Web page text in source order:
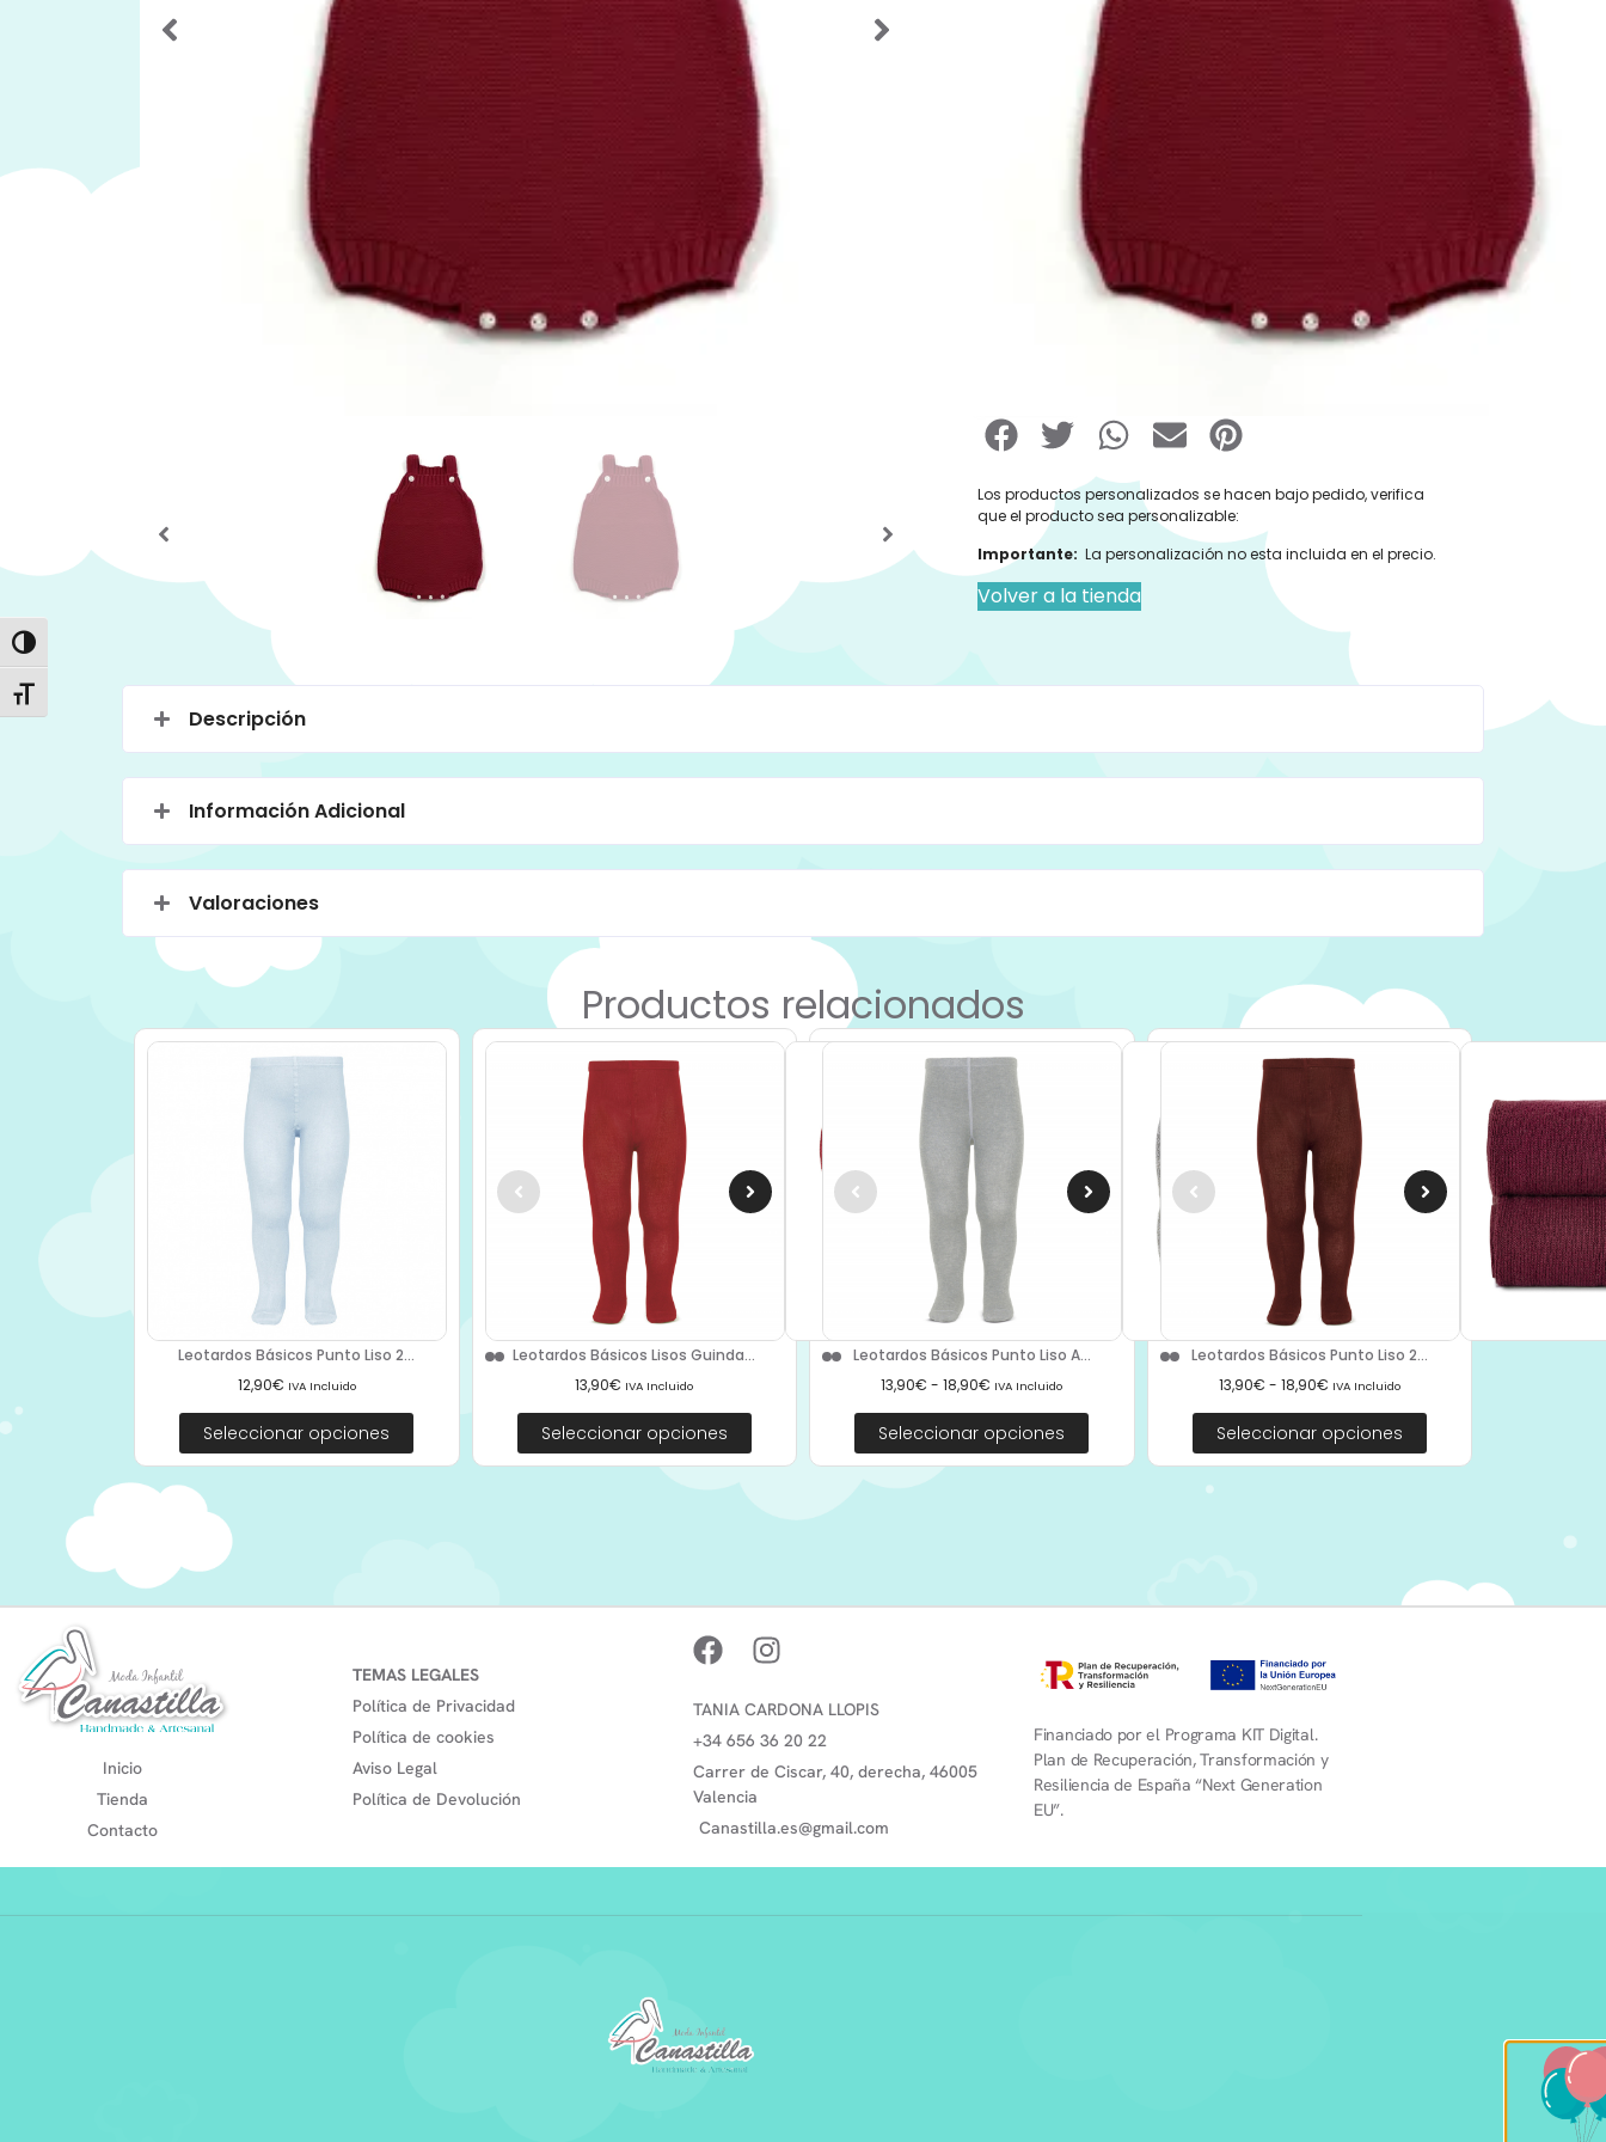
Alternar alto contraste
Alternar tamaño de letra
Ropa y Accesorios Peleles Invierno
Rebajas Invierno
Babydif
Ropa para Bebé
Babidif
IVA Incluido
Talla De Ropa
Los productos personalizados se hacen bajo pedido, verifica
que el producto sea personalizable:
Importante: La personalización no esta incluida en el precio.
Volver a la tienda
Descripción
Información Adicional
Valoraciones
Productos relacionados
Leotardos Básicos Punto Liso 2...
12,90€ IVA Incluido
Seleccionar opciones
Leotardos Básicos Lisos Guinda...
13,90€ IVA Incluido
Seleccionar opciones
Leotardos Básicos Punto Liso A...
13,90€ - 18,90€ IVA Incluido
Seleccionar opciones
Leotardos Básicos Punto Liso 2...
13,90€ - 18,90€ IVA Incluido
Seleccionar opciones
Inicio
Tienda
Contacto
TEMAS LEGALES
Política de Privacidad
Política de cookies
Aviso Legal
Política de Devolución
TANIA CARDONA LLOPIS
+34 656 36 20 22
Carrer de Ciscar, 40, derecha, 46005
Valencia
Canastilla.es@gmail.com
Financiado por el Programa KIT Digital.
Plan de Recuperación, Transformación y
Resiliencia de España “Next Generation
EU”.